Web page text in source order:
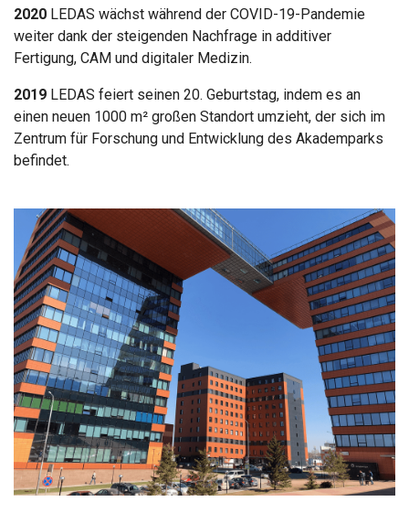
2020 LEDAS wächst während der COVID-19-Pandemie
weiter dank der steigenden Nachfrage in additiver
Fertigung, CAM und digitaler Medizin.
2019 LEDAS feiert seinen 20. Geburtstag, indem es an
einen neuen 1000 m² großen Standort umzieht, der sich im
Zentrum für Forschung und Entwicklung des Akademparks
befindet.